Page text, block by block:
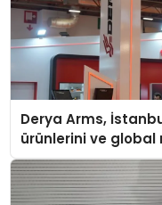
Derya Arms,
ürünlerini ve